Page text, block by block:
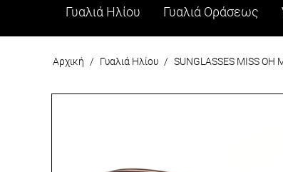
Γυαλιά Ηλίου Γυαλιά Οράσεως
Αρχική / Γυαλιά Ηλίου / SUNGLASSES MISS OH